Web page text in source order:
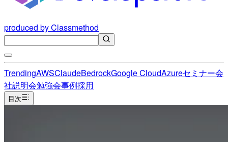
produced by Classmethod
TrendingAWSClaudeBedrockGoogle CloudAzureセミナー会
社説明会勉強会事例採用
目次